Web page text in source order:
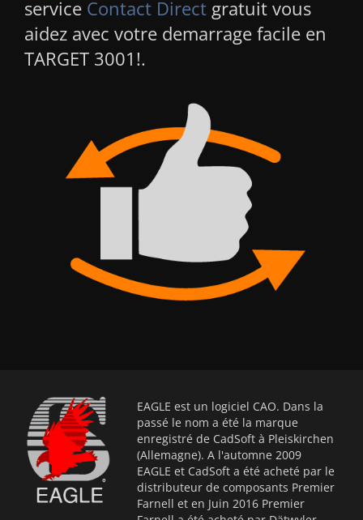
service Contact Direct gratuit vous
aidez avec votre demarrage facile en
TARGET 3001!.
EAGLE est un logiciel CAO. Dans la
passé le nom a été la marque
enregistré de CadSoft à Pleiskirchen
(Allemagne). A l'automne 2009
EAGLE et CadSoft a été acheté par le
distributeur de composants Premier
Farnell et en Juin 2016 Premier